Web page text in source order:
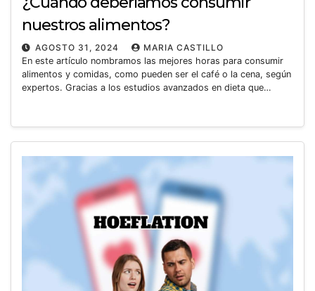
nuestros alimentos?
AGOSTO 31, 2024
MARIA CASTILLO
En este artículo nombramos las mejores horas para consumir
alimentos y comidas, como pueden ser el café o la cena, según
expertos. Gracias a los estudios avanzados en dieta que…